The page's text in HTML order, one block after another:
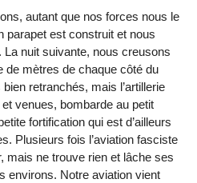
autant que nos forces nous le
parapet est construit et nous
nuit suivante, nous creusons
de mètres de chaque côté du
retranchés, mais l’artillerie
venues, bombarde au petit
fortification qui est d’ailleurs
Plusieurs fois l’aviation fasciste
mais ne trouve rien et lâche ses
environs. Notre aviation vient